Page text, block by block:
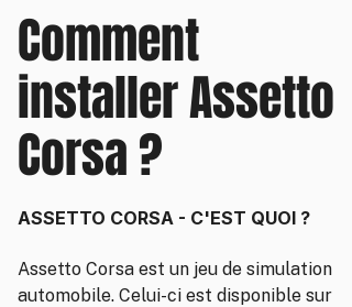
Comment
installer Assetto
Corsa ?
ASSETTO CORSA - C'EST QUOI ?
Assetto Corsa est un jeu de simulation
automobile. Celui-ci est disponible sur